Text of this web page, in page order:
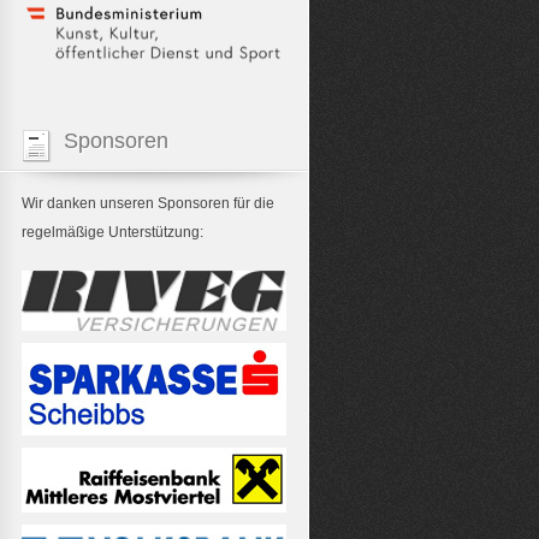
Sponsoren
Wir danken unseren Sponsoren für die
regelmäßige Unterstützung: